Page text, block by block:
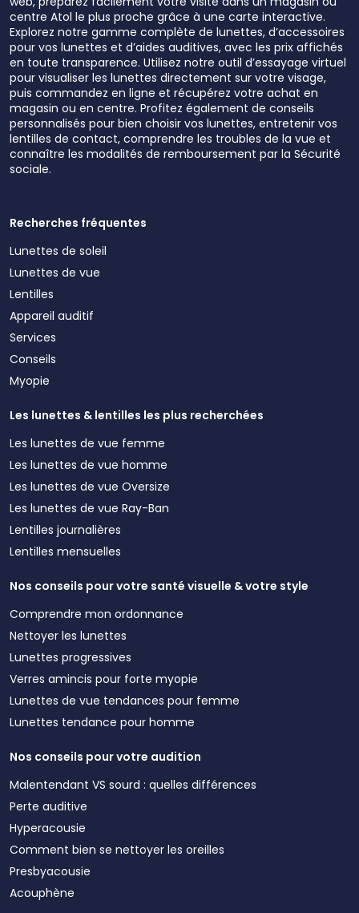
centre Atol le plus proche grâce à une carte interactive.
Explorez notre gamme complète de lunettes, d’accessoires
pour vos lunettes et d’aides auditives, avec les prix affichés
en toute transparence. Utilisez notre outil d’essayage virtuel
pour visualiser les lunettes directement sur votre visage,
puis commandez en ligne et récupérez votre achat en
magasin ou en centre. Profitez également de conseils
personnalisés pour bien choisir vos lunettes, entretenir vos
lentilles de contact, comprendre les troubles de la vue et
connaître les modalités de remboursement par la Sécurité
sociale.
Recherches fréquentes
Lunettes de soleil
Lunettes de vue
Lentilles
Appareil auditif
Services
Conseils
Myopie
Les lunettes & lentilles les plus recherchées
Les lunettes de vue femme
Les lunettes de vue homme
Les lunettes de vue Oversize
Les lunettes de vue Ray-Ban
Lentilles journalières
Lentilles mensuelles
Nos conseils pour votre santé visuelle & votre style
Comprendre mon ordonnance
Nettoyer les lunettes
Lunettes progressives
Verres amincis pour forte myopie
Lunettes de vue tendances pour femme
Lunettes tendance pour homme
Nos conseils pour votre audition
Malentendant VS sourd : quelles différences
Perte auditive
Hyperacousie
Comment bien se nettoyer les oreilles
Presbyacousie
Acouphène